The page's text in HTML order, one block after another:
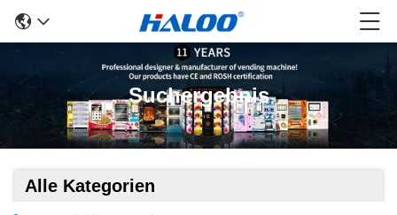
Suchergebnis
Alle Kategorien